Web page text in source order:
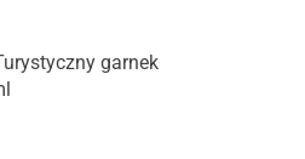
garnek